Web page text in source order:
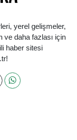
yerel gelişmeler,
ve daha fazlası için
haber sitesi